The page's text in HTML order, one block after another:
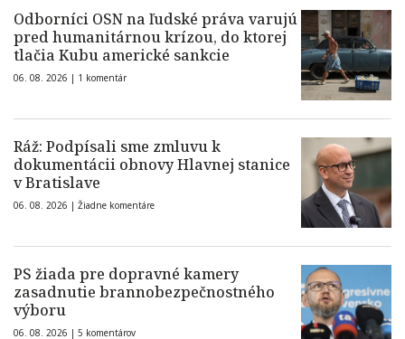
Odborníci OSN na ľudské práva varujú
pred humanitárnou krízou, do ktorej
tlačia Kubu americké sankcie
06. 08. 2026 | 1 komentár
Ráž: Podpísali sme zmluvu k
dokumentácii obnovy Hlavnej stanice
v Bratislave
06. 08. 2026 | Žiadne komentáre
PS žiada pre dopravné kamery
zasadnutie brannobezpečnostného
výboru
06. 08. 2026 | 5 komentárov